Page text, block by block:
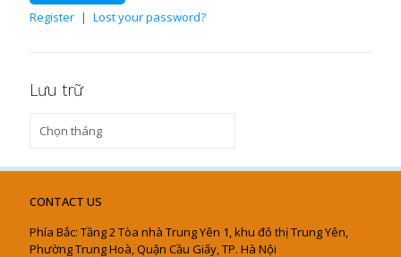
Register | Lost your password?
Lưu trữ
trữ
CONTACT US
Phía Bắc: Tầng 2 Tòa nhà Trung Yên 1, khu đô thị Trung Yên,
Phường Trung Hoà, Quận Cầu Giấy, TP. Hà Nội